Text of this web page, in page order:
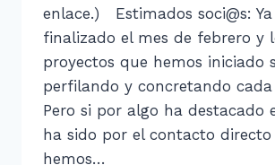
enlace.) Estimados soci@s:
finalizado el mes de febrero y
proyectos que hemos iniciado
perfilando y concretando cada
Pero si por algo ha destacado
ha sido por el contacto directo
hemos…